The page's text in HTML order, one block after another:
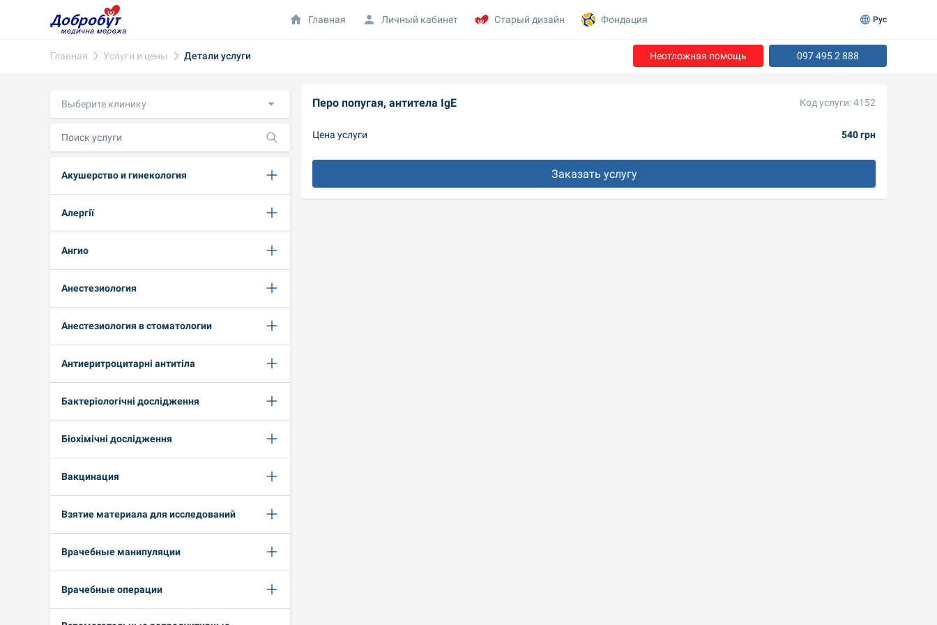
Главная Услуги и цены Детали услуги Неотложная помощь 097 495 2 888
Выберите клинику
Акушерство и гинекология
Алергії
Ангио
Анестезиология
Анестезиология в стоматологии
Антиеритроцитарні антитіла
Бактеріологічні дослідження
Біохімічні дослідження
Вакцинация
Взятие материала для исследований
Врачебные манипуляции
Врачебные операции
Перо попугая, антитела IgE Код услуги: 4152
Цена услуги 540 грн
Заказать услугу
Главная Личный кабинет Старый дизайн Фондация Рус